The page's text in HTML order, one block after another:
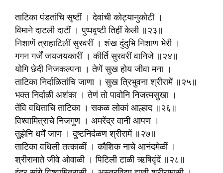
ताटिका पंडतांचि सृष्टीं । देवांची कोट्यानुकोटी ।
विमाने दाटली दाटीं । पुष्पवृष्टी तिहीं केली ॥२३॥
निशाणें त्राहाटिलीं सुरवरीं । शंख दुंदुभि निशाण भेरी ।
गगन गर्जें जयजयकारीं । कीर्ति सुरवरीं वानिजे ॥२४॥
योगि छेदी निजकल्पना । तेणें सुख होय जीवा मना ।
ताटिका निर्दाळितांचि जाणा । सुख त्रिभुवना श्रीरामें ॥२५॥
भक्त निर्दाळी अशंका । तेणं तो पावोनि निजत्मसुखा ।
तेंवि वधिताचि ताटिका । सकळ लोकां आल्हाद ॥२६॥
विश्वामित्राचे निजगुण । अमरेंद्र वानी आपण ।
तुझेनि धर्में जाण । दुष्टनिर्दळण श्रीरामें ॥२७॥
ताटिका वधिली तत्काळीं । कौशिक नाचे आनंदमेळीं ।
श्रीरामाते जीवे ओवाळी । पिटिली टाळी ऋषिवृंदें ॥२८॥